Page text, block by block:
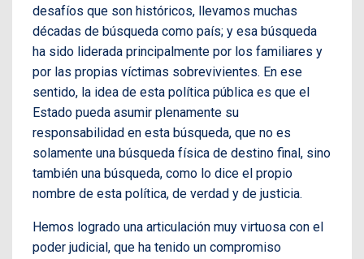
desafíos que son históricos, llevamos muchas
décadas de búsqueda como país; y esa búsqueda
ha sido liderada principalmente por los familiares y
por las propias víctimas sobrevivientes. En ese
sentido, la idea de esta política pública es que el
Estado pueda asumir plenamente su
responsabilidad en esta búsqueda, que no es
solamente una búsqueda física de destino final, sino
también una búsqueda, como lo dice el propio
nombre de esta política, de verdad y de justicia.
Hemos logrado una articulación muy virtuosa con el
poder judicial, que ha tenido un compromiso